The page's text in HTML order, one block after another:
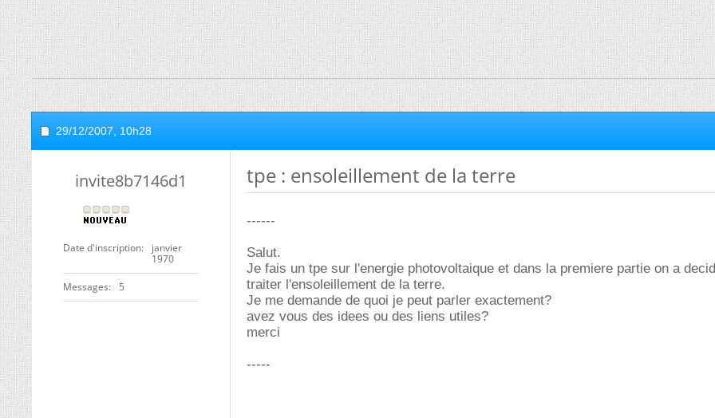
29/12/2007, 10h28
invite8b7146d1
Date d'inscription
janvier
1970
Messages 5
tpe : ensoleillement de la terre
------
Salut.
Je fais un tpe sur l'energie photovoltaique et dans la premiere partie on a
traiter l'ensoleillement de la terre.
Je me demande de quoi je peut parler exactement?
avez vous des idees ou des liens utiles?
merci
-----